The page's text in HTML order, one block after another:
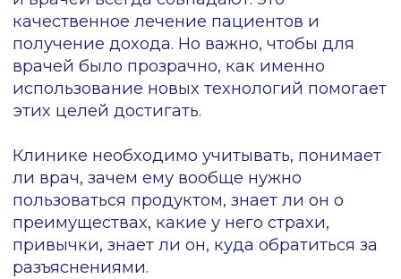
драйверы и барьеры, которые влияют на
скорость освоения новых технологий.
Барьеры и драйверы
для освоения новых
продуктов:
результаты
исследований
В 2025 году Московская школа
управления «Сколково» провела
исследованиеотношения врачей к
цифровым технологиям в медицине. По
его результатам, самым главным